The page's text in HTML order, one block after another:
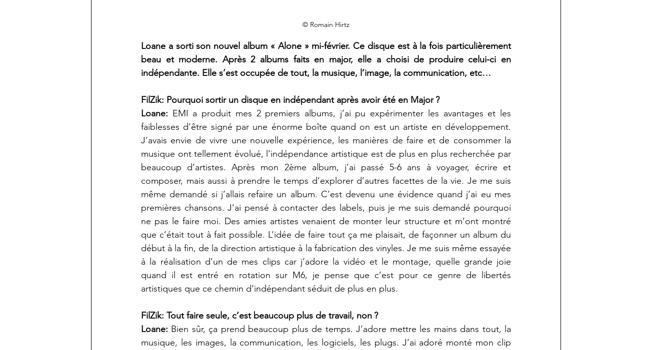
© Romain Hirtz
Loane a sorti son nouvel album « Alone » mi-février. Ce disque est à la fois particulièrement
beau et moderne. Après 2 albums faits en major, elle a choisi de produire celui-ci en
indépendante. Elle s’est occupée de tout, la musique, l’image, la communication, etc…
FilZik: Pourquoi sortir un disque en indépendant après avoir été en Major ?
Loane: EMI a produit mes 2 premiers albums, j’ai pu expérimenter les avantages et les
faiblesses d’être signé par une énorme boîte quand on est un artiste en développement.
J’avais envie de vivre une nouvelle expérience, les manières de faire et de consommer la
musique ont tellement évolué, l’indépendance artistique est de plus en plus recherchée par
beaucoup d’artistes. Après mon 2ème album, j’ai passé 5-6 ans à voyager, écrire et
composer, mais aussi à prendre le temps d’explorer d’autres facettes de la vie. Je me suis
même demandé si j’allais refaire un album. C’est devenu une évidence quand j’ai eu mes
premières chansons. J’ai pensé à contacter des labels, puis je me suis demandé pourquoi
ne pas le faire moi. Des amies artistes venaient de monter leur structure et m’ont montré
que c’était tout à fait possible. L’idée de faire tout ça me plaisait, de façonner un album du
début à la fin, de la direction artistique à la fabrication des vinyles. Je me suis même essayée
à la réalisation d’un de mes clips car j’adore la vidéo et le montage, quelle grande joie
quand il est entré en rotation sur M6, je pense que c’est pour ce genre de libertés
artistiques que ce chemin d’indépendant séduit de plus en plus.
FilZik: Tout faire seule, c’est beaucoup plus de travail, non ?
Loane: Bien sûr, ça prend beaucoup plus de temps. J’adore mettre les mains dans tout, la
musique, les images, la communication, les logiciels, les plugs. J’ai adoré monté mon clip